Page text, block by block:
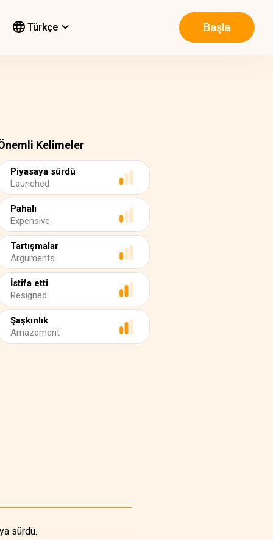
Türkçe Başla
Kelimeler
Piyasaya sürdü
Launched
Pahalı
Expensive
Tartışmalar
Arguments
İstifa etti
Resigned
Şaşkınlık
Amazement
sürdü.